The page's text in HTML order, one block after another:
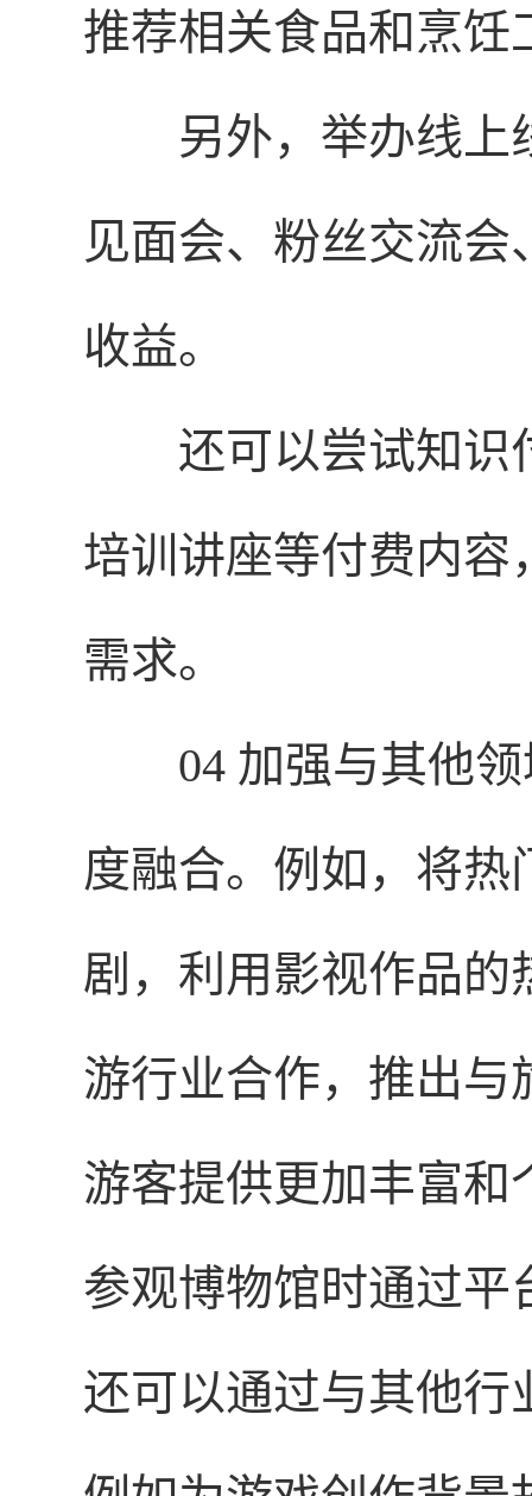
推荐相关食品和烹饪
另外，举办线上
见面会、粉丝交流
收益。
还可以尝试知识
培训讲座等付费内容
需求。
04 加强与其他
度融合。例如，将
剧，利用影视作品的
游行业合作，推出与
游客提供更加丰富和
参观博物馆时通过平
还可以通过与其他行